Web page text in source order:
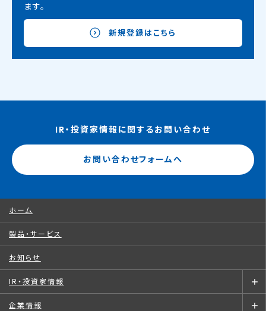
ます。
新規登録はこちら
IR・投資家情報に関するお問い合わせ
お問い合わせフォームへ
ホーム
製品・サービス
お知らせ
IR・投資家情報
企業情報